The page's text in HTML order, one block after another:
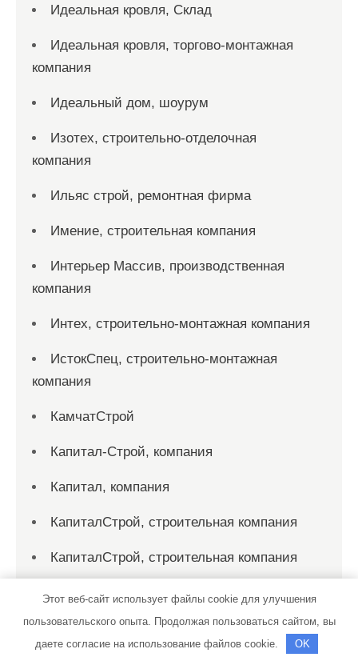
Идеальная кровля, Склад
Идеальная кровля, торгово-монтажная
компания
Идеальный дом, шоурум
Изотех, строительно-отделочная
компания
Ильяс строй, ремонтная фирма
Имение, строительная компания
Интерьер Массив, производственная
компания
Интех, строительно-монтажная компания
ИстокСпец, строительно-монтажная
компания
КамчатСтрой
Капитал-Строй, компания
Капитал, компания
КапиталСтрой, строительная компания
КапиталСтрой, строительная компания
Карлсоны, служба промышленного
Карлсоны, служба промышленного
Этот веб-сайт использует файлы cookie для улучшения
пользовательского опыта. Продолжая пользоваться сайтом, вы
даете согласие на использование файлов cookie.
OK